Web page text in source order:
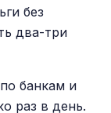
без
два-три
банкам и
раз в день.